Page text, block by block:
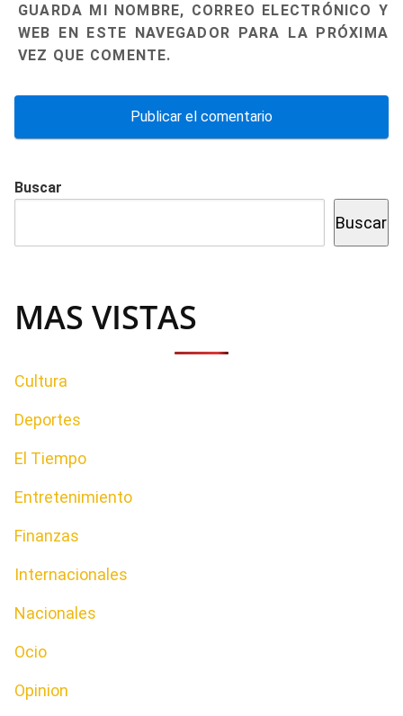
GUARDA MI NOMBRE, CORREO ELECTRÓNICO Y
WEB EN ESTE NAVEGADOR PARA LA PRÓXIMA
VEZ QUE COMENTE.
Buscar
Buscar
MAS VISTAS
Cultura
Deportes
El Tiempo
Entretenimiento
Finanzas
Internacionales
Nacionales
Ocio
Opinion